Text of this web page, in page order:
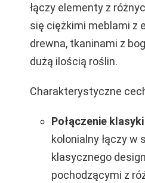
łączy elementy z
się ciężkimi meblami z
drewna, tkaninami z
dużą ilością roślin.
Charakterystyczne
Połączenie
kolonialny łączy w
klasycznego
pochodzącymi z